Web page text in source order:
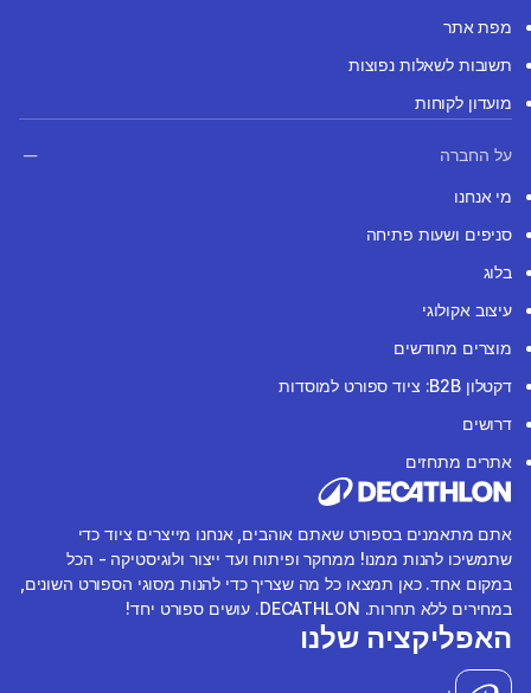
מפת אתר
תשובות לשאלות נפוצות
מועדון לקוחות
על החברה
מי אנחנו
סניפים ושעות פתיחה
בלוג
עיצוב אקולוגי
מוצרים מחודשים
דקטלון B2B: ציוד ספורט למוסדות
דרושים
אתרים מתחזים
אתם מתאמנים בספורט שאתם אוהבים, אנחנו מייצרים ציוד כדי
שתמשיכו להנות ממנו! ממחקר ופיתוח ועד ייצור ולוגיסטיקה - הכל
במקום אחד. כאן תמצאו כל מה שצריך כדי להנות מסוגי הספורט השונים,
במחירים ללא תחרות. DECATHLON. עושים ספורט יחד!
האפליקציה שלנו